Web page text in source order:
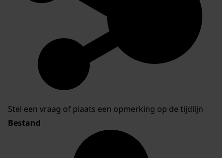
Stel een vraag of plaats een opmerking op de tijdlijn
Bestand